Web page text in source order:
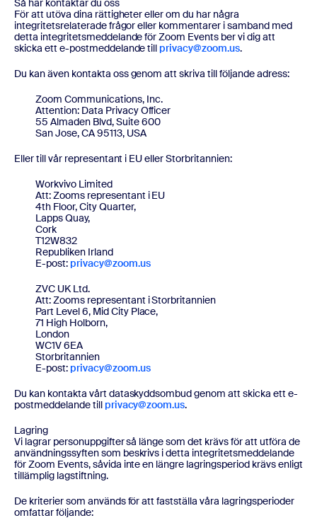
Så här kontaktar du oss
För att utöva dina rättigheter eller om du har några
integritetsrelaterade frågor eller kommentarer i samband med
detta integritetsmeddelande för Zoom Events ber vi dig att
skicka ett e-postmeddelande till privacy@zoom.us.
Du kan även kontakta oss genom att skriva till följande adress:
Zoom Communications, Inc.
Attention: Data Privacy Officer
55 Almaden Blvd, Suite 600
San Jose, CA 95113, USA
Eller till vår representant i EU eller Storbritannien:
Workvivo Limited
Att: Zooms representant i EU
4th Floor, City Quarter,
Lapps Quay,
Cork
T12W832
Republiken Irland
E-post: privacy@zoom.us
ZVC UK Ltd.
Att: Zooms representant i Storbritannien
Part Level 6, Mid City Place,
71 High Holborn,
London
WC1V 6EA
Storbritannien
E-post: privacy@zoom.us
Du kan kontakta vårt dataskyddsombud genom att skicka ett e-
postmeddelande till privacy@zoom.us.
Lagring
Vi lagrar personuppgifter så länge som det krävs för att utföra de
användningssyften som beskrivs i detta integritetsmeddelande
för Zoom Events, såvida inte en längre lagringsperiod krävs enligt
tillämplig lagstiftning.
De kriterier som används för att fastställa våra lagringsperioder
omfattar följande: